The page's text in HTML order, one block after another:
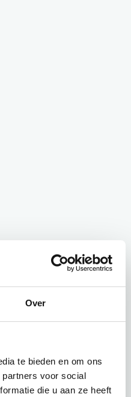
Over
te bieden en om ons
voor social
die u aan ze heeft